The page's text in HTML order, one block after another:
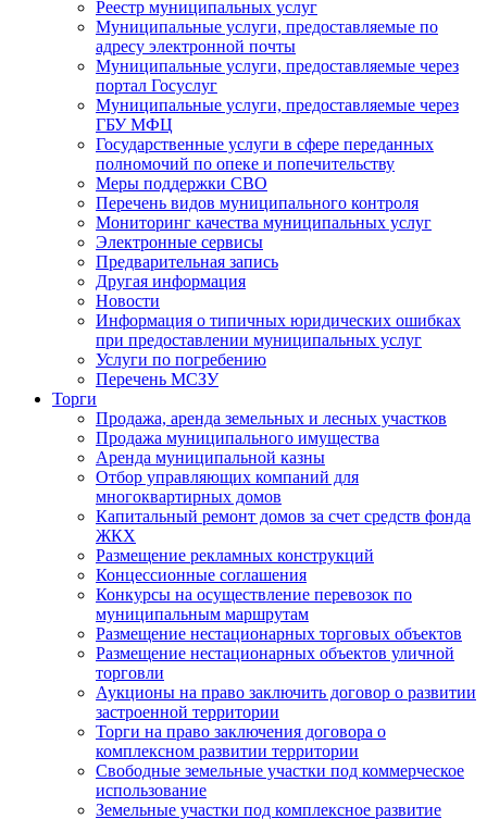
Реестр муниципальных услуг
Муниципальные услуги, предоставляемые по
адресу электронной почты
Муниципальные услуги, предоставляемые через
портал Госуслуг
Муниципальные услуги, предоставляемые через
ГБУ МФЦ
Государственные услуги в сфере переданных
полномочий по опеке и попечительству
Меры поддержки СВО
Перечень видов муниципального контроля
Мониторинг качества муниципальных услуг
Электронные сервисы
Предварительная запись
Другая информация
Новости
Информация о типичных юридических ошибках
при предоставлении муниципальных услуг
Услуги по погребению
Перечень МСЗУ
Торги
Продажа, аренда земельных и лесных участков
Продажа муниципального имущества
Аренда муниципальной казны
Отбор управляющих компаний для
многоквартирных домов
Капитальный ремонт домов за счет средств фонда
ЖКХ
Размещение рекламных конструкций
Концессионные соглашения
Конкурсы на осуществление перевозок по
муниципальным маршрутам
Размещение нестационарных торговых объектов
Размещение нестационарных объектов уличной
торговли
Аукционы на право заключить договор о развитии
застроенной территории
Торги на право заключения договора о
комплексном развитии территории
Свободные земельные участки под коммерческое
использование
Земельные участки под комплексное развитие